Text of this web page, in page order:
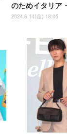
のためイタリア
2024.6.14(金) 18:05